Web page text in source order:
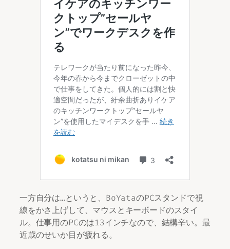
一方自分は…というと、BoYataのPCスタンドで視
線をかさ上げして、マウスとキーボードのスタイ
ル。仕事用のPCのは13インチなので、結構辛い。最
近歳のせいか目が疲れる。